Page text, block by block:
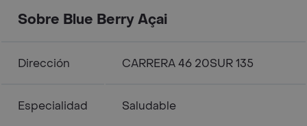
Sobre Blue Berry Açai
Dirección CARRERA 46 20SUR 135
Especialidad Saludable